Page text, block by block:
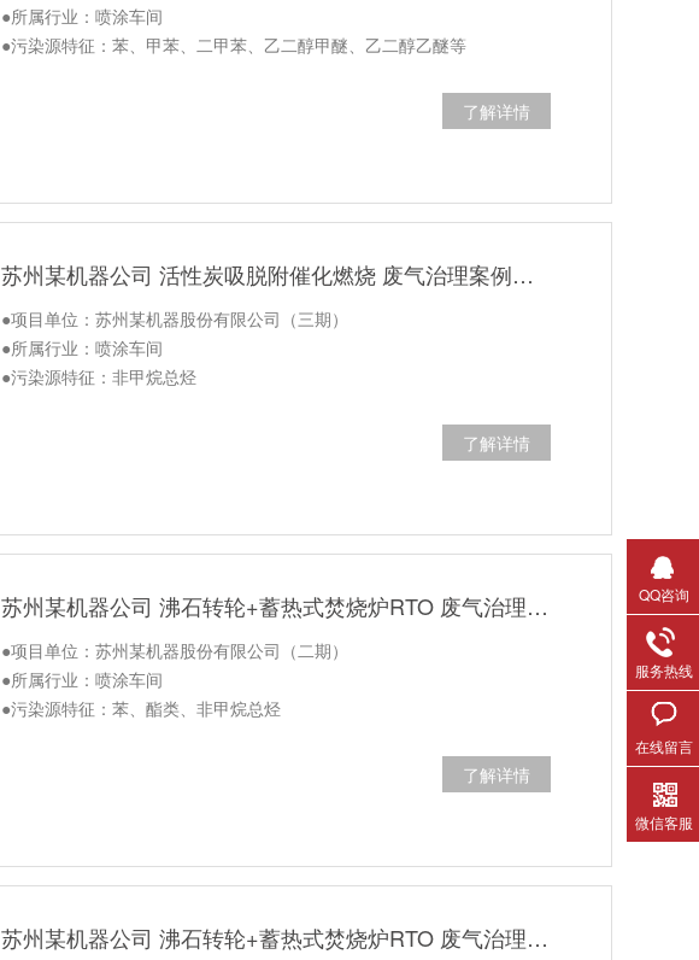
●所属行业：喷涂车间
●污染源特征：苯、甲苯、二甲苯、乙二醇甲醚、乙二醇乙醚等
了解详情
苏州某机器公司 活性炭吸脱附催化燃烧 废气治理案例（三期）
●项目单位：苏州某机器股份有限公司（三期）
●所属行业：喷涂车间
●污染源特征：非甲烷总烃
了解详情
苏州某机器公司 沸石转轮+蓄热式焚烧炉RTO 废气治理案例（二期）
●项目单位：苏州某机器股份有限公司（二期）
●所属行业：喷涂车间
●污染源特征：苯、酯类、非甲烷总烃
了解详情
苏州某机器公司 沸石转轮+蓄热式焚烧炉RTO 废气治理案例（一期）
QQ咨询
服务热线
在线留言
微信客服